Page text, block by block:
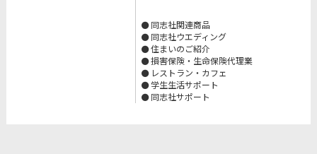
同志社関連商品
同志社ウエディング
住まいのご紹介
損害保険・生命保険代理業
レストラン・カフェ
学生生活サポート
同志社サポート